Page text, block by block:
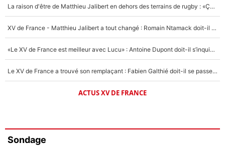
La raison d'être de Matthieu Jalibert en dehors des terrains de rugby : «Ça m'atteint autant que si tu touches à un membre de ma famille»
XV de France - Matthieu Jalibert a tout changé : Romain Ntamack doit-il s’inquiéter pour sa place à un an de la Coupe du monde ?
«Le XV de France est meilleur avec Lucu» : Antoine Dupont doit-il s’inquiéter pour sa place ?
Le XV de France a trouvé son remplaçant : Fabien Galthié doit-il se passer d'Antoine Dupont ?
ACTUS XV DE FRANCE
Sondage